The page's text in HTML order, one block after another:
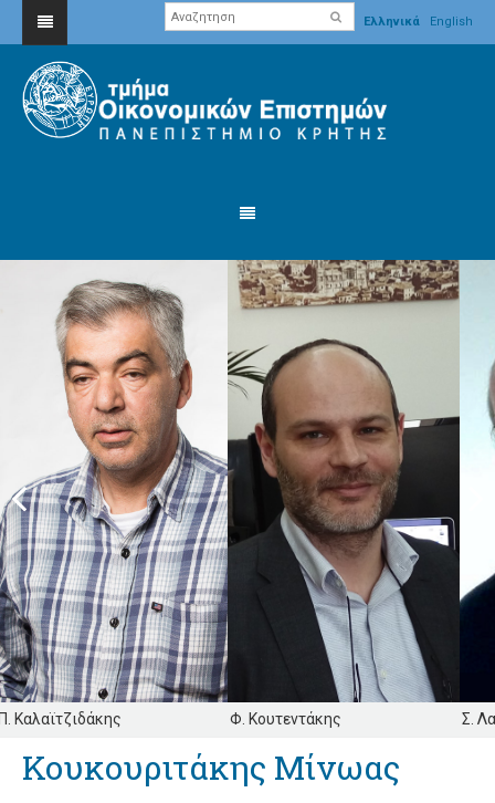
Ελληνικά English
Καλαϊτζιδάκης Φ. Κουτεντάκης Σ.
Previous Next
Κουκουριτάκης Μίνωας